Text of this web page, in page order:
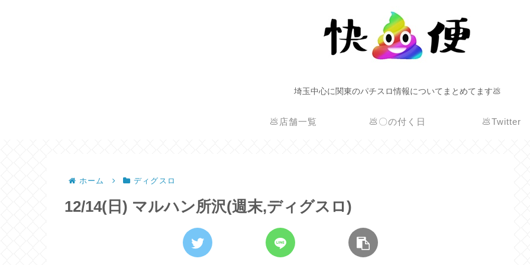
埼玉中心に関東のパチスロ情報についてまとめてます💩
💩店舗一覧 💩〇の付く日 💩Twitter
ホーム ディグスロ
12/14(日) マルハン所沢(週末,ディグスロ)